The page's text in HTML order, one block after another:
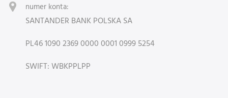
numer konta:
SANTANDER BANK POLSKA SA
PL46 1090 2369 0000 0001 0999 5254
SWIFT: WBKPPLPP